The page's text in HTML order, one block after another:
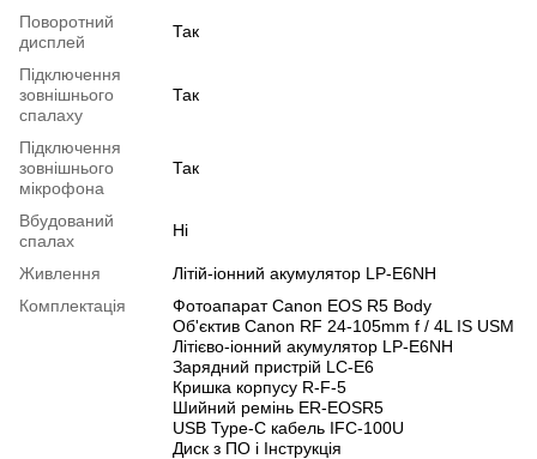
Поворотний
дисплей
Так
Підключення
зовнішнього
спалаху
Так
Підключення
зовнішнього
мікрофона
Так
Вбудований
спалах
Ні
Живлення
Літій-іонний акумулятор LP-E6NH
Комплектація
Фотоапарат Canon EOS R5 Body
Об'єктив Canon RF 24-105mm f / 4L IS USM
Літієво-іонний акумулятор LP-E6NH
Зарядний пристрій LC-E6
Кришка корпусу R-F-5
Шийний ремінь ER-EOSR5
USB Type-C кабель IFC-100U
Диск з ПО і Інструкція